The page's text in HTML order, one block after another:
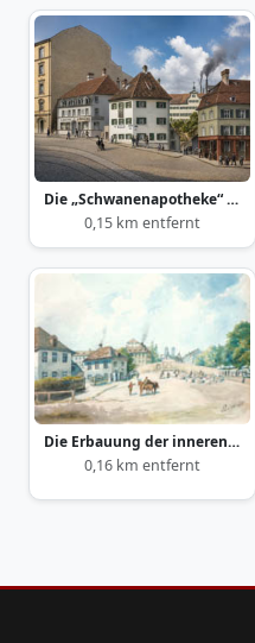
Die „Schwanenapotheke“ an der Ludwigsbrücke 1893
0,15 km entfernt
Die Erbauung der inneren Isarbrücke
0,16 km entfernt